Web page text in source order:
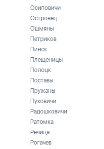
Осиповичи
Островец
Ошмяны
Петриков
Пинск
Плещеницы
Полоцк
Поставы
Пружаны
Пуховичи
Радошковичи
Ратомка
Речица
Рогачев